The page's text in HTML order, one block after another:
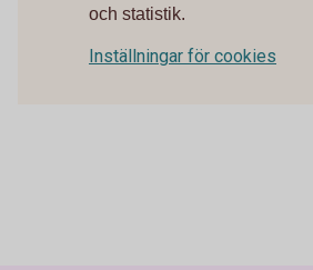
och statistik.
Inställningar för cookies